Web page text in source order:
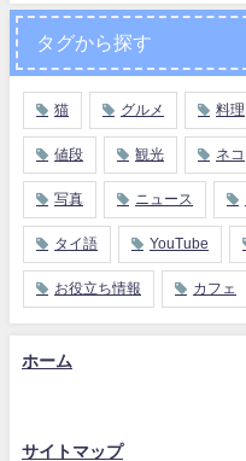
タグから探す
猫 グルメ 料理
値段 観光 ネコ
写真 ニュース
タイ語 YouTube
お役立ち情報 カフェ
ホーム
サイトマップ